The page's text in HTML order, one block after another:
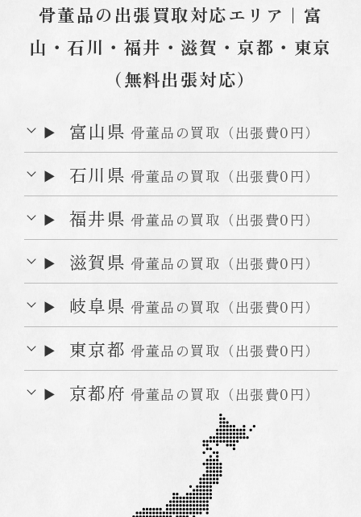
antique shop樹 0766-73-2171
東京店
11:00～17:00 03-6284-4649
Webでお問い合わせ
富山高岡本店 東京店
骨董品の出張買取対応エリア｜富
山・石川・福井・滋賀・京都・東京
（無料出張対応）
富山県 骨董品の買取（出張費0円）
石川県 骨董品の買取（出張費0円）
福井県 骨董品の買取（出張費0円）
滋賀県 骨董品の買取（出張費0円）
岐阜県 骨董品の買取（出張費0円）
東京都 骨董品の買取（出張費0円）
京都府 骨董品の買取（出張費0円）